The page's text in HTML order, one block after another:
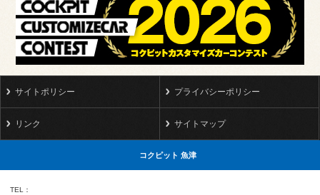
サイトポリシー プライバシーポリシー
リンク サイトマップ
コクピット 魚津
TEL